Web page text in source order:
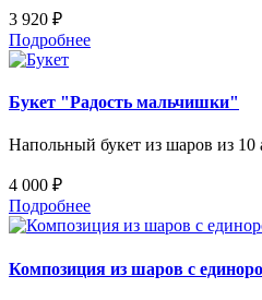
3 920 ₽
Подробнее
Букет "Радость мальчишки"
Напольный букет из шаров из 10
4 000 ₽
Подробнее
Композиция из шаров с